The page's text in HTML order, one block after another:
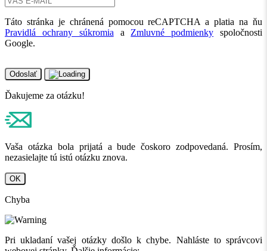
Táto stránka je chránená pomocou reCAPTCHA a platia na ňu
Pravidlá ochrany súkromia a Zmluvné podmienky spoločnosti
Google.
Odoslať
Ďakujeme za otázku!
Vaša otázka bola prijatá a bude čoskoro zodpovedaná. Prosím,
nezasielajte tú istú otázku znova.
OK
Chyba
Pri ukladaní vašej otázky došlo k chybe. Nahláste to správcovi